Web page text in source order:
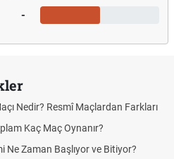
-
Nedir? Resmî Maçlardan Farkları
Kaç Maç Oynanır?
Ne Zaman Başlıyor ve Bitiyor?